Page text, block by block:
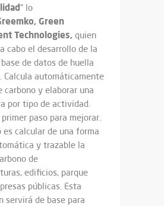
” lo
Green
Technologies, quien
cabo el desarrollo de la
de datos de huella
Calcula automáticamente
carbono y elaborar una
por tipo de actividad.
paso para mejorar.
es calcular de una forma
y trazable la
de
edificios, parque
públicas. Esta
servirá de base para